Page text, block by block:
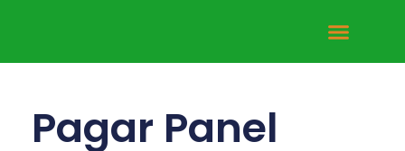
Pagar Panel